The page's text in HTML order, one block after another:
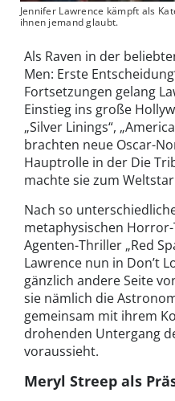
Jennifer Lawrence kämpft als
ihnen jemand glaubt.
Als Raven in der
Men: Erste
Fortsetzungen gelang
Einstieg ins große
„Silver Linings“,
brachten neue Oscar-
Hauptrolle in der Die
machte sie zum
Nach so
metaphysischen
Agenten-Thriller „Red
Lawrence nun in Don’t
gänzlich andere Seite
sie nämlich die
gemeinsam mit ihrem
drohenden Untergang
voraussieht.
Meryl Streep als